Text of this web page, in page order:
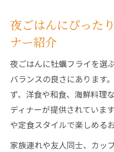
夜ごはんにぴった
ナー紹介
夜ごはんに牡蠣フライを選
バランスの良さにあります
ず、洋食や和食、海鮮料理
ディナーが提供されていま
や定食スタイルで楽しめる
家族連れや友人同士、カッ